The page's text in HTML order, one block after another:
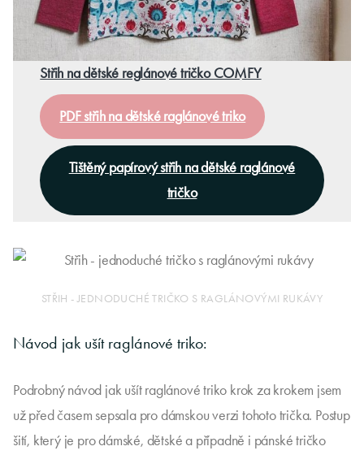
Střih na dětské reglánové tričko COMFY
PDF střih na dětské raglánové triko
Tištěný papírový střih na dětské raglánové
tričko
STŘIH - JEDNODUCHÉ TRIČKO S RAGLÁNOVÝMI RUKÁVY
Návod jak ušít raglánové triko:
Podrobný návod jak ušít raglánové triko krok za krokem jsem
už před časem sepsala pro dámskou verzi tohoto trička. Postup
šití, který je pro dámské, dětské a případně i pánské tričko